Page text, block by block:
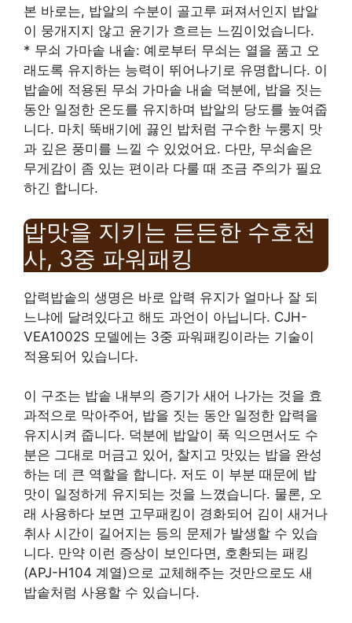
본 바로는, 밥알의 수분이 골고루 퍼져서인지 밥알
이 뭉개지지 않고 윤기가 흐르는 느낌이었습니다.
* 무쇠 가마솥 내솥: 예로부터 무쇠는 열을 품고 오
래도록 유지하는 능력이 뛰어나기로 유명합니다. 이
밥솥에 적용된 무쇠 가마솥 내솥 덕분에, 밥을 짓는
동안 일정한 온도를 유지하며 밥알의 당도를 높여줍
니다. 마치 뚝배기에 끓인 밥처럼 구수한 누룽지 맛
과 깊은 풍미를 느낄 수 있었어요. 다만, 무쇠솥은
무게감이 좀 있는 편이라 다룰 때 조금 주의가 필요
하긴 합니다.
밥맛을 지키는 든든한 수호천
사, 3중 파워패킹
압력밥솥의 생명은 바로 압력 유지가 얼마나 잘 되
느냐에 달려있다고 해도 과언이 아닙니다. CJH-
VEA1002S 모델에는 3중 파워패킹이라는 기술이
적용되어 있습니다.
이 구조는 밥솥 내부의 증기가 새어 나가는 것을 효
과적으로 막아주어, 밥을 짓는 동안 일정한 압력을
유지시켜 줍니다. 덕분에 밥알이 푹 익으면서도 수
분은 그대로 머금고 있어, 찰지고 맛있는 밥을 완성
하는 데 큰 역할을 합니다. 저도 이 부분 때문에 밥
맛이 일정하게 유지되는 것을 느꼈습니다. 물론, 오
래 사용하다 보면 고무패킹이 경화되어 김이 새거나
취사 시간이 길어지는 등의 문제가 발생할 수 있습
니다. 만약 이런 증상이 보인다면, 호환되는 패킹
(APJ-H104 계열)으로 교체해주는 것만으로도 새
밥솥처럼 사용할 수 있습니다.